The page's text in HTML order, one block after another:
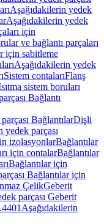
Aşağıdakilerin yedek
Aşağıdakilerin yedek
için
ve bağlantı parçaları
için sabitleme
Aşağıdakilerin yedek
Sistem contalarıFlanş
sistem boruları
Bağlantı
BağlantılarDişli
yedek parçası
izolasyonlarBağlantılar
için contalarBağlantılar
Bağlantılar için
Bağlantılar için
ÇelikGeberit
parçası Geberit
Aşağıdakilerin